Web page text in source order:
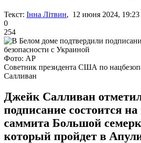
Текст: Інна Літвин, 12 июня 2024, 19:23
0
254
Фото: АР
Советник президента США по
Салливан
Джейк Салливан
подписание состоится
саммита Большой
который пройдет в